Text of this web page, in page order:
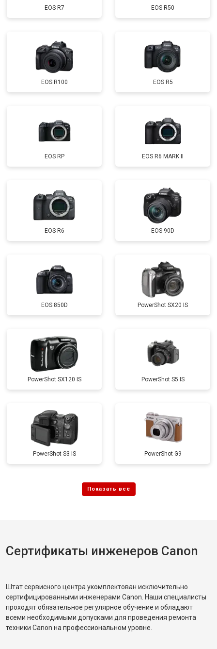
EOS R7 EOS R50
EOS R100 EOS R5
EOS RP EOS R6 MARK II
EOS R6 EOS 90D
EOS 850D PowerShot SX20 IS
PowerShot SX120 IS PowerShot S5 IS
PowerShot S3 IS PowerShot G9
Сертификаты инженеров Canon
Штат сервисного центра укомплектован исключительно
сертифицированными инженерами Canon. Наши специалисты
проходят обязательное регулярное обучение и обладают
всеми необходимыми допусками для проведения ремонта
техники Canon на профессиональном уровне.